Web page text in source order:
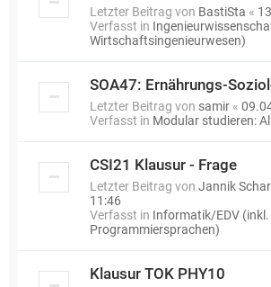
Letzter Beitrag von BastiSta «
Verfasst in
Wirtschaftsingenieurwesen)
SOA47: Ernährungs-
Letzter Beitrag von samir «
Verfasst in Modular studieren:
CSI21 Klausur - Frage
Letzter Beitrag von Jannik
11:46
Verfasst in Informatik/EDV (inkl.
Programmiersprachen)
Klausur TOK PHY10